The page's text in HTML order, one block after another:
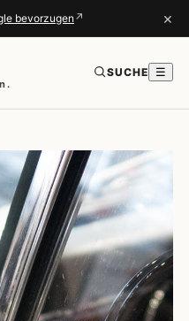
bevorzugen ↗ ×
SUCHE ☰